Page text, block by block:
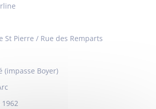
St Pierre / Rue des Remparts
(impasse Boyer)